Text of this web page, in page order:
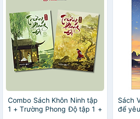
Combo Sách Khôn Ninh tập
1 + Trường Phong Độ tập 1 +
Sách
để